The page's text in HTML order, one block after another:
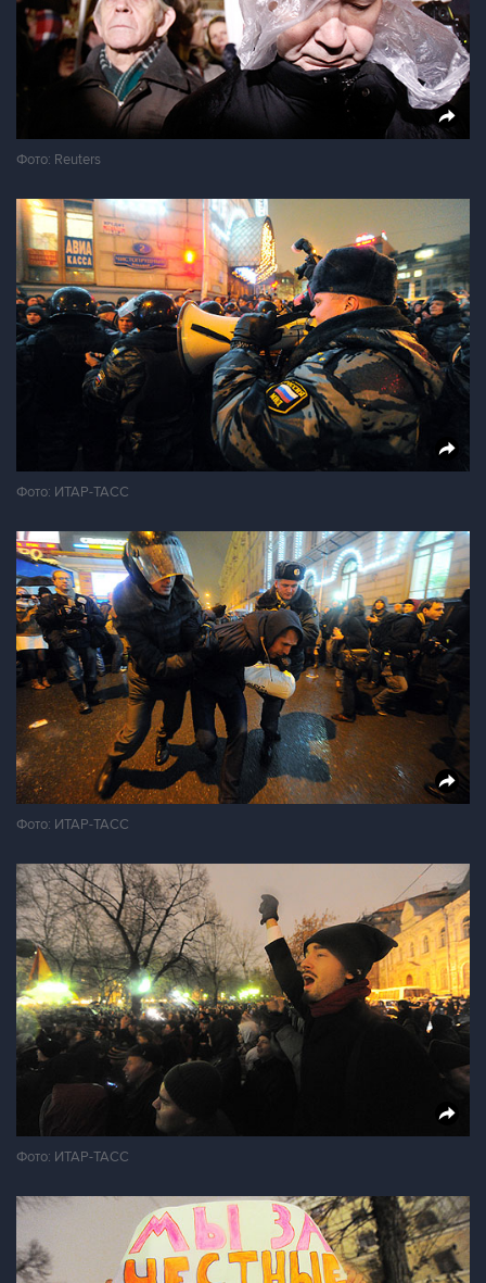
Фото: Reuters
Фото: ИТАР-ТАСС
Фото: ИТАР-ТАСС
Фото: ИТАР-ТАСС